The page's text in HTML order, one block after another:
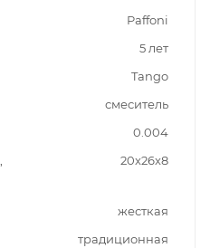
Paffoni
5 лет
Tango
смеситель
0.004
20x26x8
жесткая
традиционная